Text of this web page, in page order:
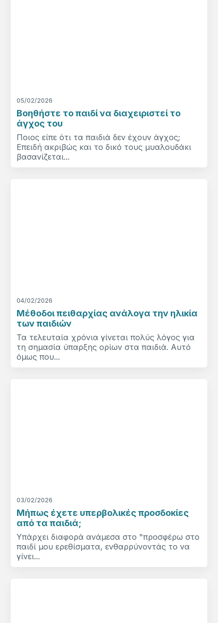
05/02/2026
Βοηθήστε το παιδί να διαχειριστεί το
άγχος του
Ποιος είπε ότι τα παιδιά δεν έχουν άγχος;
Επειδή ακριβώς και το δικό τους μυαλουδάκι
βασανίζεται...
04/02/2026
Μέθοδοι πειθαρχίας ανάλογα την ηλικία
των παιδιών
Τα τελευταία χρόνια γίνεται πολύς λόγος για
τη σημασία ύπαρξης ορίων στα παιδιά. Αυτό
όμως που...
03/02/2026
Μήπως έχετε υπερβολικές προσδοκίες
από τα παιδιά;
Υπάρχει διαφορά ανάμεσα στο "προσφέρω στο
παιδί μου ερεθίσματα, ενθαρρύνοντάς το να
γίνει...